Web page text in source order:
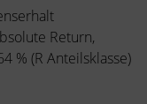
Return,
% (R Anteilsklasse)